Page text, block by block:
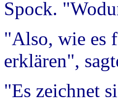
Spock.
"Also, wie es
erklären",
"Es zeichnet